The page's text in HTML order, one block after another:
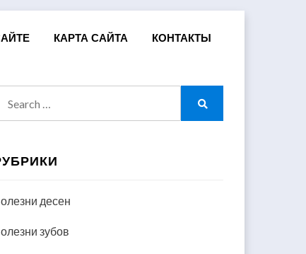
КАРТА САЙТА КОНТАКТЫ
десен
зубов